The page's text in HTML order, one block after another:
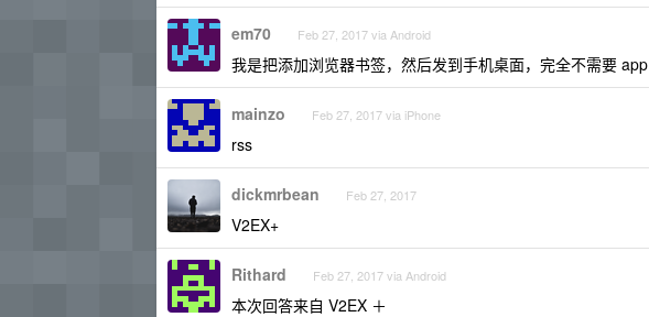
em70 Feb 27, 2017 via Android
我是把添加浏览器书签，然后发到手机桌面，完全不需要 app
mainzo Feb 27, 2017 via iPhone
rss
dickmrbean Feb 27, 2017
V2EX+
Rithard Feb 27, 2017 via Android
本次回答来自 V2EX ＋